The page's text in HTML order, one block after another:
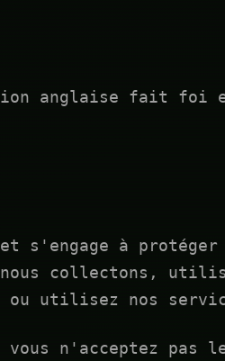
anglaise fait foi
à protéger
collectons,
ou utilisez nos
n'acceptez pas